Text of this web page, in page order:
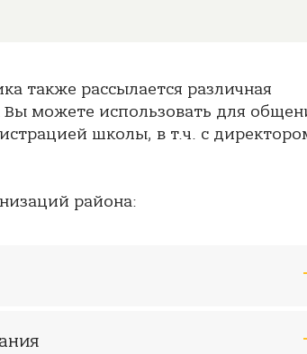
также рассылается различная
можете использовать для
школы, в т.ч. с
района: